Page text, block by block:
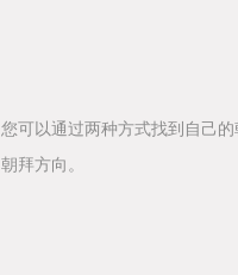
您可以通过两种方式找到自己
朝拜方向。